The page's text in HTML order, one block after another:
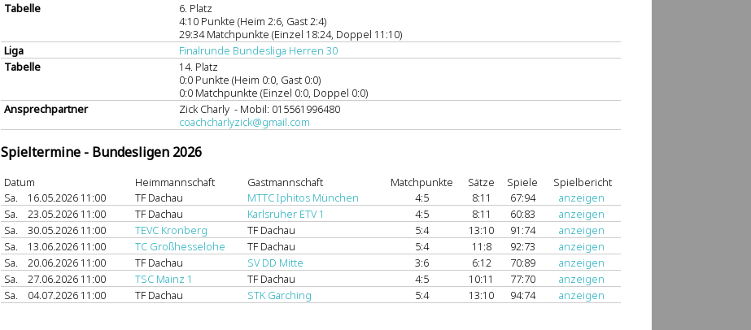
Tabelle
6. Platz
4:10 Punkte (Heim 2:6, Gast 2:4)
29:34 Matchpunkte (Einzel 18:24, Doppel 11:10)
Liga
Finalrunde Bundesliga Herren 30
Tabelle
14. Platz
0:0 Punkte (Heim 0:0, Gast 0:0)
0:0 Matchpunkte (Einzel 0:0, Doppel 0:0)
Ansprechpartner
Zick Charly - Mobil: 015561996480
coachcharlyzick@gmail.com
Spieltermine - Bundesligen 2026
Datum Heimmannschaft Gastmannschaft Matchpunkte Sätze Spiele
Spielbericht
Sa.
16.05.2026 11:00 TF Dachau MTTC Iphitos München 4:5 8:11 67:94
anzeigen
Sa.
23.05.2026 11:00 TF Dachau Karlsruher ETV 1 4:5 8:11 60:83
anzeigen
Sa.
30.05.2026 11:00 TEVC Kronberg TF Dachau 5:4 13:10 91:74
anzeigen
Sa.
13.06.2026 11:00 TC Großhesselohe TF Dachau 5:4 11:8 92:73
anzeigen
Sa.
20.06.2026 11:00 TF Dachau SV DD Mitte 3:6 6:12 70:89
anzeigen
Sa.
27.06.2026 11:00 TSC Mainz 1 TF Dachau 4:5 10:11 77:70
anzeigen
Sa.
04.07.2026 11:00 TF Dachau STK Garching 5:4 13:10 94:74 anzeigen